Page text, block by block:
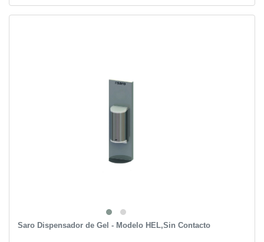
Saro Dispensador de Gel - Modelo HEL,Sin Contacto